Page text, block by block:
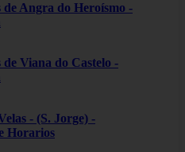
de Angra do Heroísmo -
Viana do Castelo -
- (S. Jorge) -
Horarios